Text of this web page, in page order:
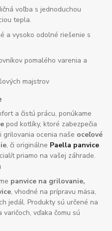
voľba s jednoduchou
tepla.
a vysoko odolné riešenie s
pomalého varenia a
majstrov
a čistú prácu, ponúkame
pod kotlíky, ktoré zabezpečia
grilovania ocenia naše oceľové
, či originálne Paella panvice
priamo na vašej záhrade.
panvice na grilovanie,
, vhodné na prípravu mäsa,
jedál. Produkty sú určené na
vďaka čomu sú